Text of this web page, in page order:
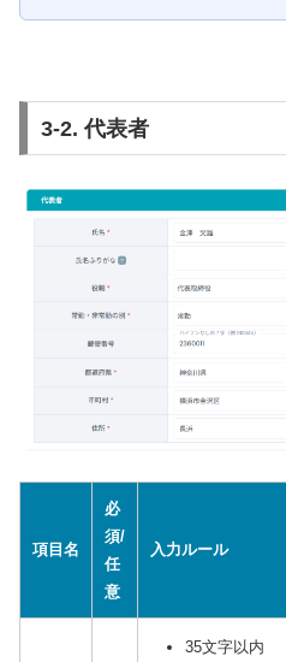
3-2. 代表者
項目名
必
須/
任
意
入力ルール
35文字以内